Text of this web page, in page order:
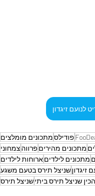
לנועם זיגדון
פודילסמתכונים מומלצים
מתכונים מהירים פרווה צמחוני
מתכונים לילדיםארוחות לילדים
זיגדוןשניצל תירס בטעם משגע
שניצל תירס ביתישניצל תירס